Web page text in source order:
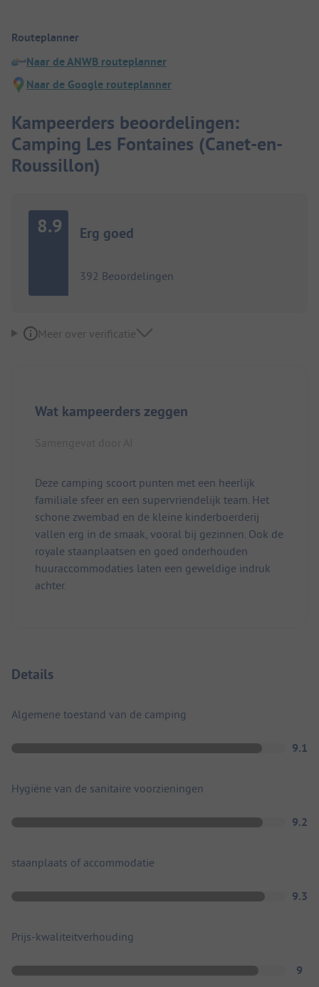
Routeplanner
Naar de ANWB routeplanner
Naar de Google routeplanner
Kampeerders beoordelingen:
Camping Les Fontaines (Canet-en-
Roussillon)
8.9 Erg goed
392 Beoordelingen
Meer over verificatie
Wat kampeerders zeggen
Deze camping scoort punten met een heerlijk
familiale sfeer en een supervriendelijk team. Het
schone zwembad en de kleine kinderboerderij
vallen erg in de smaak, vooral bij gezinnen. Ook de
royale staanplaatsen en goed onderhouden
huuraccommodaties laten een geweldige indruk
achter.
Details
Algemene toestand van de camping
9.1
Hygiëne van de sanitaire voorzieningen
9.2
staanplaats of accommodatie
9.3
Prijs-kwaliteitverhouding
9